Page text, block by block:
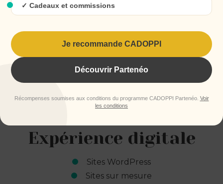
Campagnes emailing
Expérience digitale
Sites WordPress
Sites sur mesure
✓ Cadeaux et commissions
Je recommande CADOPPI
Découvrir Partenéo
Récompenses soumises aux conditions du programme CADOPPI Partenéo. Voir
les conditions